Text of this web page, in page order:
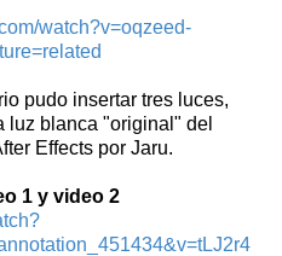
watch?v=oqzeed-
pudo insertar tres luces,
luz blanca "original" del
Effects por Jaru.
1 y video 2